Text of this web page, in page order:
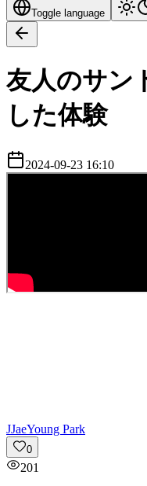
Toggle language
友人のサン
した体験
2024-09-23 16:10
JJaeYoung Park
0
201